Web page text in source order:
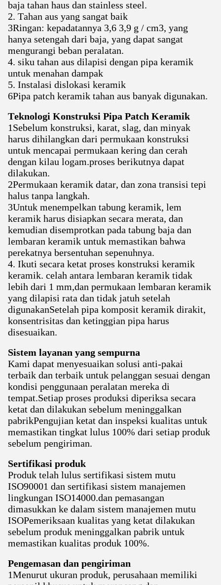
baja tahan haus dan stainless steel.
2. Tahan aus yang sangat baik
3Ringan: kepadatannya 3,6 3,9 g / cm3, yang
hanya setengah dari baja, yang dapat sangat
mengurangi beban peralatan.
4. siku tahan aus dilapisi dengan pipa keramik
untuk menahan dampak
5. Instalasi dislokasi keramik
6Pipa patch keramik tahan aus banyak digunakan.
Teknologi Konstruksi Pipa Patch Keramik
1Sebelum konstruksi, karat, slag, dan minyak
harus dihilangkan dari permukaan konstruksi
untuk mencapai permukaan kering dan cerah
dengan kilau logam.proses berikutnya dapat
dilakukan.
2Permukaan keramik datar, dan zona transisi tepi
halus tanpa langkah.
3Untuk menempelkan tabung keramik, lem
keramik harus disiapkan secara merata, dan
kemudian disemprotkan pada tabung baja dan
lembaran keramik untuk memastikan bahwa
perekatnya bersentuhan sepenuhnya.
4. Ikuti secara ketat proses konstruksi keramik
keramik. celah antara lembaran keramik tidak
lebih dari 1 mm,dan permukaan lembaran keramik
yang dilapisi rata dan tidak jatuh setelah
digunakanSetelah pipa komposit keramik dirakit,
konsentrisitas dan ketinggian pipa harus
disesuaikan.
Sistem layanan yang sempurna
Kami dapat menyesuaikan solusi anti-pakai
terbaik dan terbaik untuk pelanggan sesuai dengan
kondisi penggunaan peralatan mereka di
tempat.Setiap proses produksi diperiksa secara
ketat dan dilakukan sebelum meninggalkan
pabrikPengujian ketat dan inspeksi kualitas untuk
memastikan tingkat lulus 100% dari setiap produk
sebelum pengiriman.
Sertifikasi produk
Produk telah lulus sertifikasi sistem mutu
ISO90001 dan sertifikasi sistem manajemen
lingkungan ISO14000.dan pemasangan
dimasukkan ke dalam sistem manajemen mutu
ISOPemeriksaan kualitas yang ketat dilakukan
sebelum produk meninggalkan pabrik untuk
memastikan kualitas produk 100%.
Pengemasan dan pengiriman
1Menurut ukuran produk, perusahaan memiliki